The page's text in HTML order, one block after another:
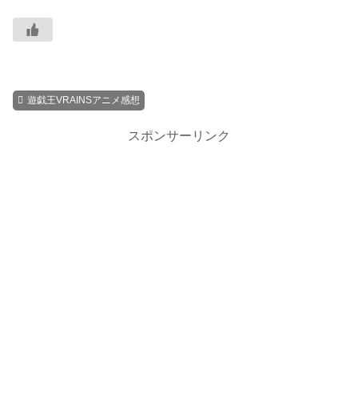
遊戯王VRAINSアニメ感想
スポンサーリンク